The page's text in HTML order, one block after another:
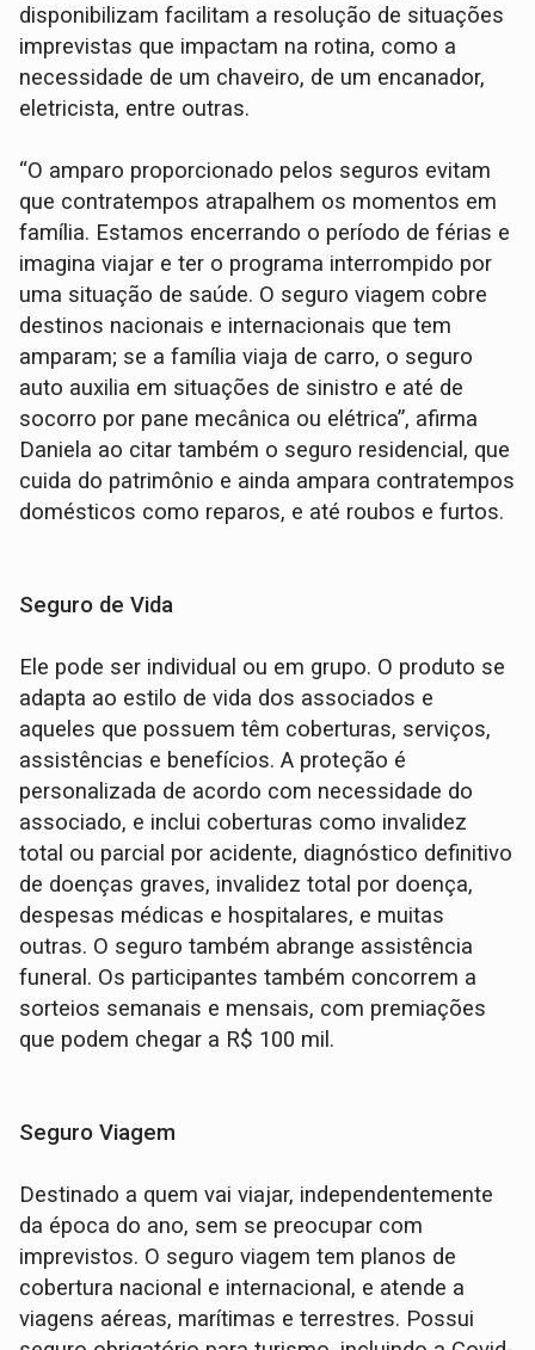
disponibilizam facilitam a resolução de situações
imprevistas que impactam na rotina, como a
necessidade de um chaveiro, de um encanador,
eletricista, entre outras.
“O amparo proporcionado pelos seguros evitam
que contratempos atrapalhem os momentos em
família. Estamos encerrando o período de férias e
imagina viajar e ter o programa interrompido por
uma situação de saúde. O seguro viagem cobre
destinos nacionais e internacionais que tem
amparam; se a família viaja de carro, o seguro
auto auxilia em situações de sinistro e até de
socorro por pane mecânica ou elétrica”, afirma
Daniela ao citar também o seguro residencial, que
cuida do patrimônio e ainda ampara contratempos
domésticos como reparos, e até roubos e furtos.
Seguro de Vida
Ele pode ser individual ou em grupo. O produto se
adapta ao estilo de vida dos associados e
aqueles que possuem têm coberturas, serviços,
assistências e benefícios. A proteção é
personalizada de acordo com necessidade do
associado, e inclui coberturas como invalidez
total ou parcial por acidente, diagnóstico definitivo
de doenças graves, invalidez total por doença,
despesas médicas e hospitalares, e muitas
outras. O seguro também abrange assistência
funeral. Os participantes também concorrem a
sorteios semanais e mensais, com premiações
que podem chegar a R$ 100 mil.
Seguro Viagem
Destinado a quem vai viajar, independentemente
da época do ano, sem se preocupar com
imprevistos. O seguro viagem tem planos de
cobertura nacional e internacional, e atende a
viagens aéreas, marítimas e terrestres. Possui